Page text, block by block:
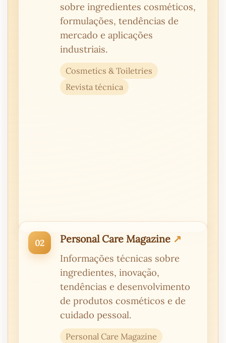
sobre ingredientes cosméticos,
formulações, tendências de
mercado e aplicações
industriais.
Cosmetics & Toiletries
Revista técnica
Personal Care Magazine
Informações técnicas sobre
ingredientes, inovação,
tendências e desenvolvimento
de produtos cosméticos e de
cuidado pessoal.
Personal Care Magazine